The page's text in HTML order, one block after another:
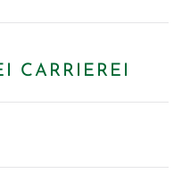
CARRIEREI